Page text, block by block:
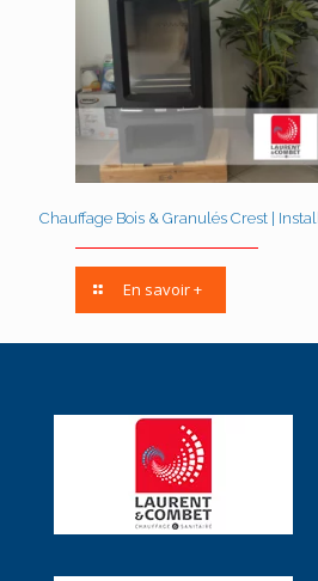
Chauffage Bois & Granulés Crest |
En savoir +